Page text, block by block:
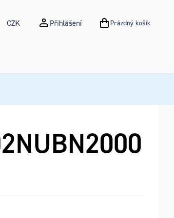
CZK Přihlášení NÁKUPNÍ KOŠÍK
Prázdný košík